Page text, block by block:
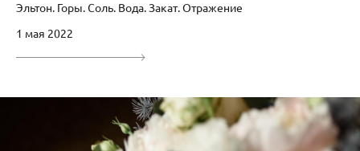
Эльтон. Горы. Соль. Вода. Закат. Отражение
1 мая 2022